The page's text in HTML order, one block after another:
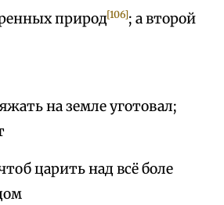
природ[106]; а второй
на земле уготовал;
царить над всё боле